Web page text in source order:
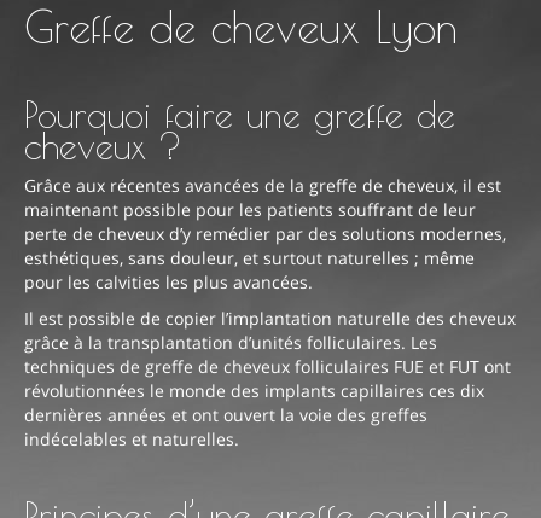
Chirurgie esthétique du visage
Chirurgie de la silhouette
Chirurgie esthétique intime
Greffe capillaire
Chirurgie réparatrice du visage
Cryolipolyse
Médecine esthétique
Simulation 3D
Greffe de cheveux Lyon
Pourquoi faire une greffe de
cheveux ?
Grâce aux récentes avancées de la greffe de cheveux, il est
maintenant possible pour les patients souffrant de leur
perte de cheveux d’y remédier par des solutions modernes,
esthétiques, sans douleur, et surtout naturelles ; même
pour les calvities les plus avancées.
Il est possible de copier l’implantation naturelle des cheveux
grâce à la transplantation d’unités folliculaires. Les
techniques de greffe de cheveux folliculaires FUE et FUT ont
révolutionnées le monde des implants capillaires ces dix
dernières années et ont ouvert la voie des greffes
indécelables et naturelles.